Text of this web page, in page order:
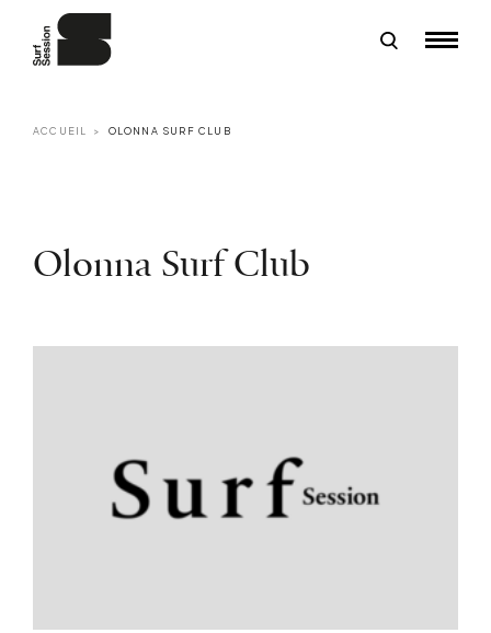
ACCUEIL OLONNA SURF CLUB
Olonna Surf Club